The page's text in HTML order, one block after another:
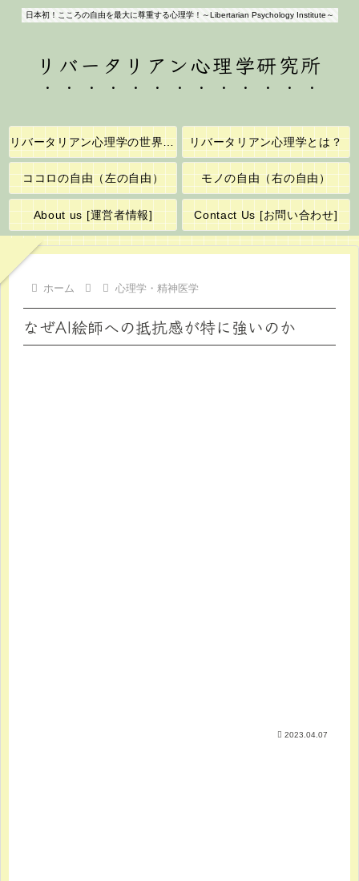
日本初！こころの自由を最大に尊重する心理学！～Libertarian Psychology Institute～
リバータリアン心理学研究所
リバータリアン心理学の世界へようこそ！ リバータリアン心理学とは？
ココロの自由（左の自由） モノの自由（右の自由）
About us [運営者情報] Contact Us [お問い合わせ]
ホーム 心理学・精神医学
なぜAI絵師への抵抗感が特に強いのか
2023.04.07